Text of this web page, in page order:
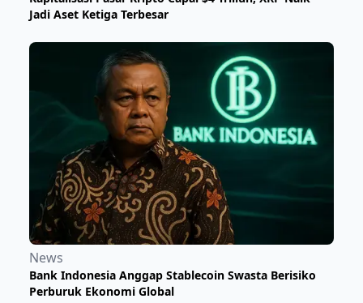
Jadi Aset Ketiga Terbesar
News
Bank Indonesia Anggap Stablecoin Swasta Berisiko
Perburuk Ekonomi Global